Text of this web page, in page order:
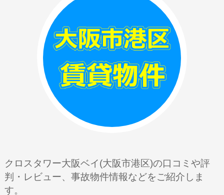
クロスタワー大阪ベイ(大阪市港区)の口コミや評
判・レビュー、事故物件情報などをご紹介しま
す。